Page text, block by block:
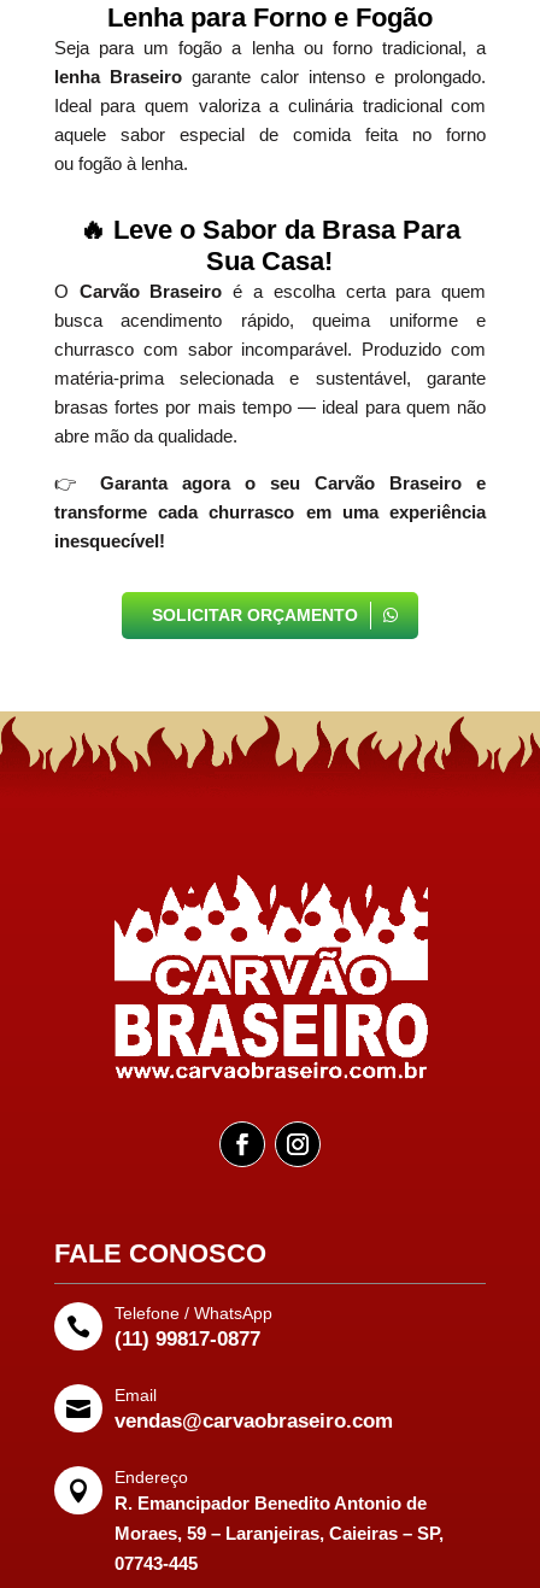
Lenha para Forno e Fogão
Seja para um fogão a lenha ou forno tradicional, a
lenha Braseirogarante calor intenso e prolongado.
Ideal para quem valoriza a culinária tradicional com
aquele sabor especial de comida feita no forno
ou fogão à lenha.
🔥 Leve o Sabor da Brasa Para
Sua Casa!
O Carvão Braseiro é a escolha certa para quem
busca acendimento rápido, queima uniforme e
churrasco com sabor incomparável. Produzido com
matéria-prima selecionada e sustentável, garante
brasas fortes por mais tempo — ideal para quem não
abre mão da qualidade.
👉
Garanta agora o seu Carvão Braseiro e
transforme cada churrasco em uma experiência
inesquecível!
SOLICITAR ORÇAMENTO
FALE CONOSCO

Telefone / WhatsApp
(11) 99817-0877

Email
vendas@carvaobraseiro.com

Endereço
R. Emancipador Benedito Antonio de
Moraes, 59 – Laranjeiras, Caieiras – SP,
07743-445